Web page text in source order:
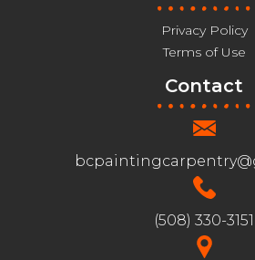
Privacy Policy
Terms of Use
Contact
(508) 330-3151